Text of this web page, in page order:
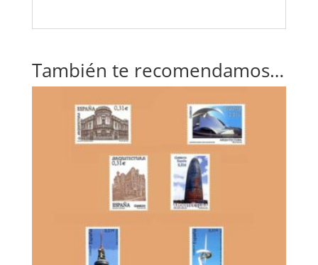
También te recomendamos…